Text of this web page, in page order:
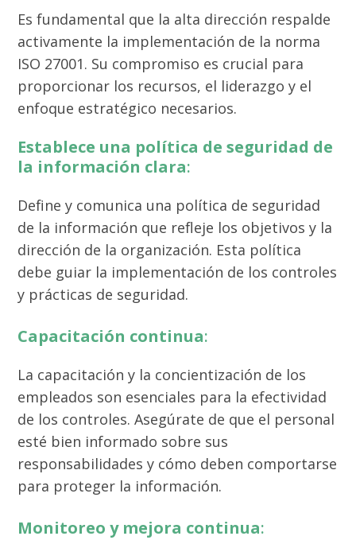
Es fundamental que la alta dirección respalde
activamente la implementación de la norma
ISO 27001. Su compromiso es crucial para
proporcionar los recursos, el liderazgo y el
enfoque estratégico necesarios.
Establece una política de seguridad de
la información clara:
Define y comunica una política de seguridad
de la información que refleje los objetivos y la
dirección de la organización. Esta política
debe guiar la implementación de los controles
y prácticas de seguridad.
Capacitación continua:
La capacitación y la concientización de los
empleados son esenciales para la efectividad
de los controles. Asegúrate de que el personal
esté bien informado sobre sus
responsabilidades y cómo deben comportarse
para proteger la información.
Monitoreo y mejora continua: